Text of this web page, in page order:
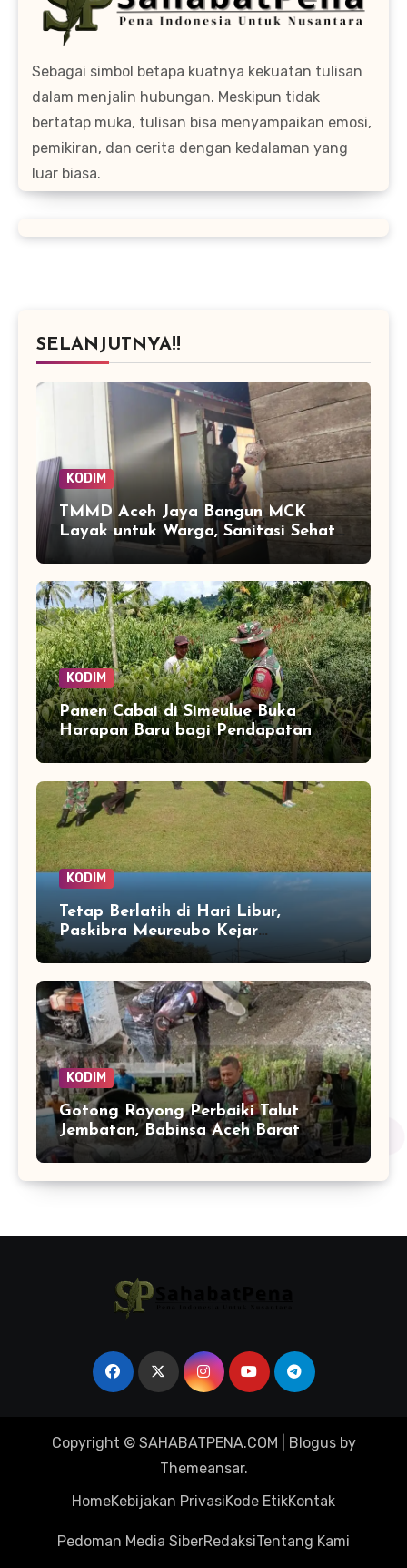
Sebagai simbol betapa kuatnya kekuatan tulisan
dalam menjalin hubungan. Meskipun tidak
bertatap muka, tulisan bisa menyampaikan emosi,
pemikiran, dan cerita dengan kedalaman yang
luar biasa.
SELANJUTNYA!!
KODIM
TMMD Aceh Jaya Bangun MCK
Layak untuk Warga, Sanitasi Sehat
Jadi Sasaran Utama
KODIM
Panen Cabai di Simeulue Buka
Harapan Baru bagi Pendapatan
Petani Teluk Dalam
KODIM
Tetap Berlatih di Hari Libur,
Paskibra Meureubo Kejar
Kekompakan Jelang 17 Agustus
KODIM
Gotong Royong Perbaiki Talut
Jembatan, Babinsa Aceh Barat
Bantu Pulihkan Akses Warga
Copyright © SAHABATPENA.COM Blogusby
Themeansar.
HomeKebijakan PrivasiKode EtikKontak
Pedoman Media SiberRedaksiTentang Kami